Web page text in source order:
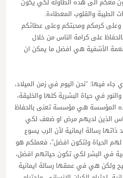
معكم الى هذه الطاولة لكي يكون
الطيبة والقلوب المعطاءة.
كرمكم ومحبتكم وعلى عطائكم
على كرامة الناس من خلال
الأشفية هي افضل ما يمكن ان
جاء فيها: “نحن اليوم في زمن الميلاد،
في حياة البشرية كلها والخليقة،
المؤسسة هي مؤسسة تعنى بالحفاظ
الذين لديهم مرض او ضعف لكي
رسالة ايمانية لأن الرب يسوع
الحياة ولتكون افضل”، فعملكم هو
في البشر لكي تكون حياتهم افضل،
ولكن هي في عمقها رسالة ايمانية